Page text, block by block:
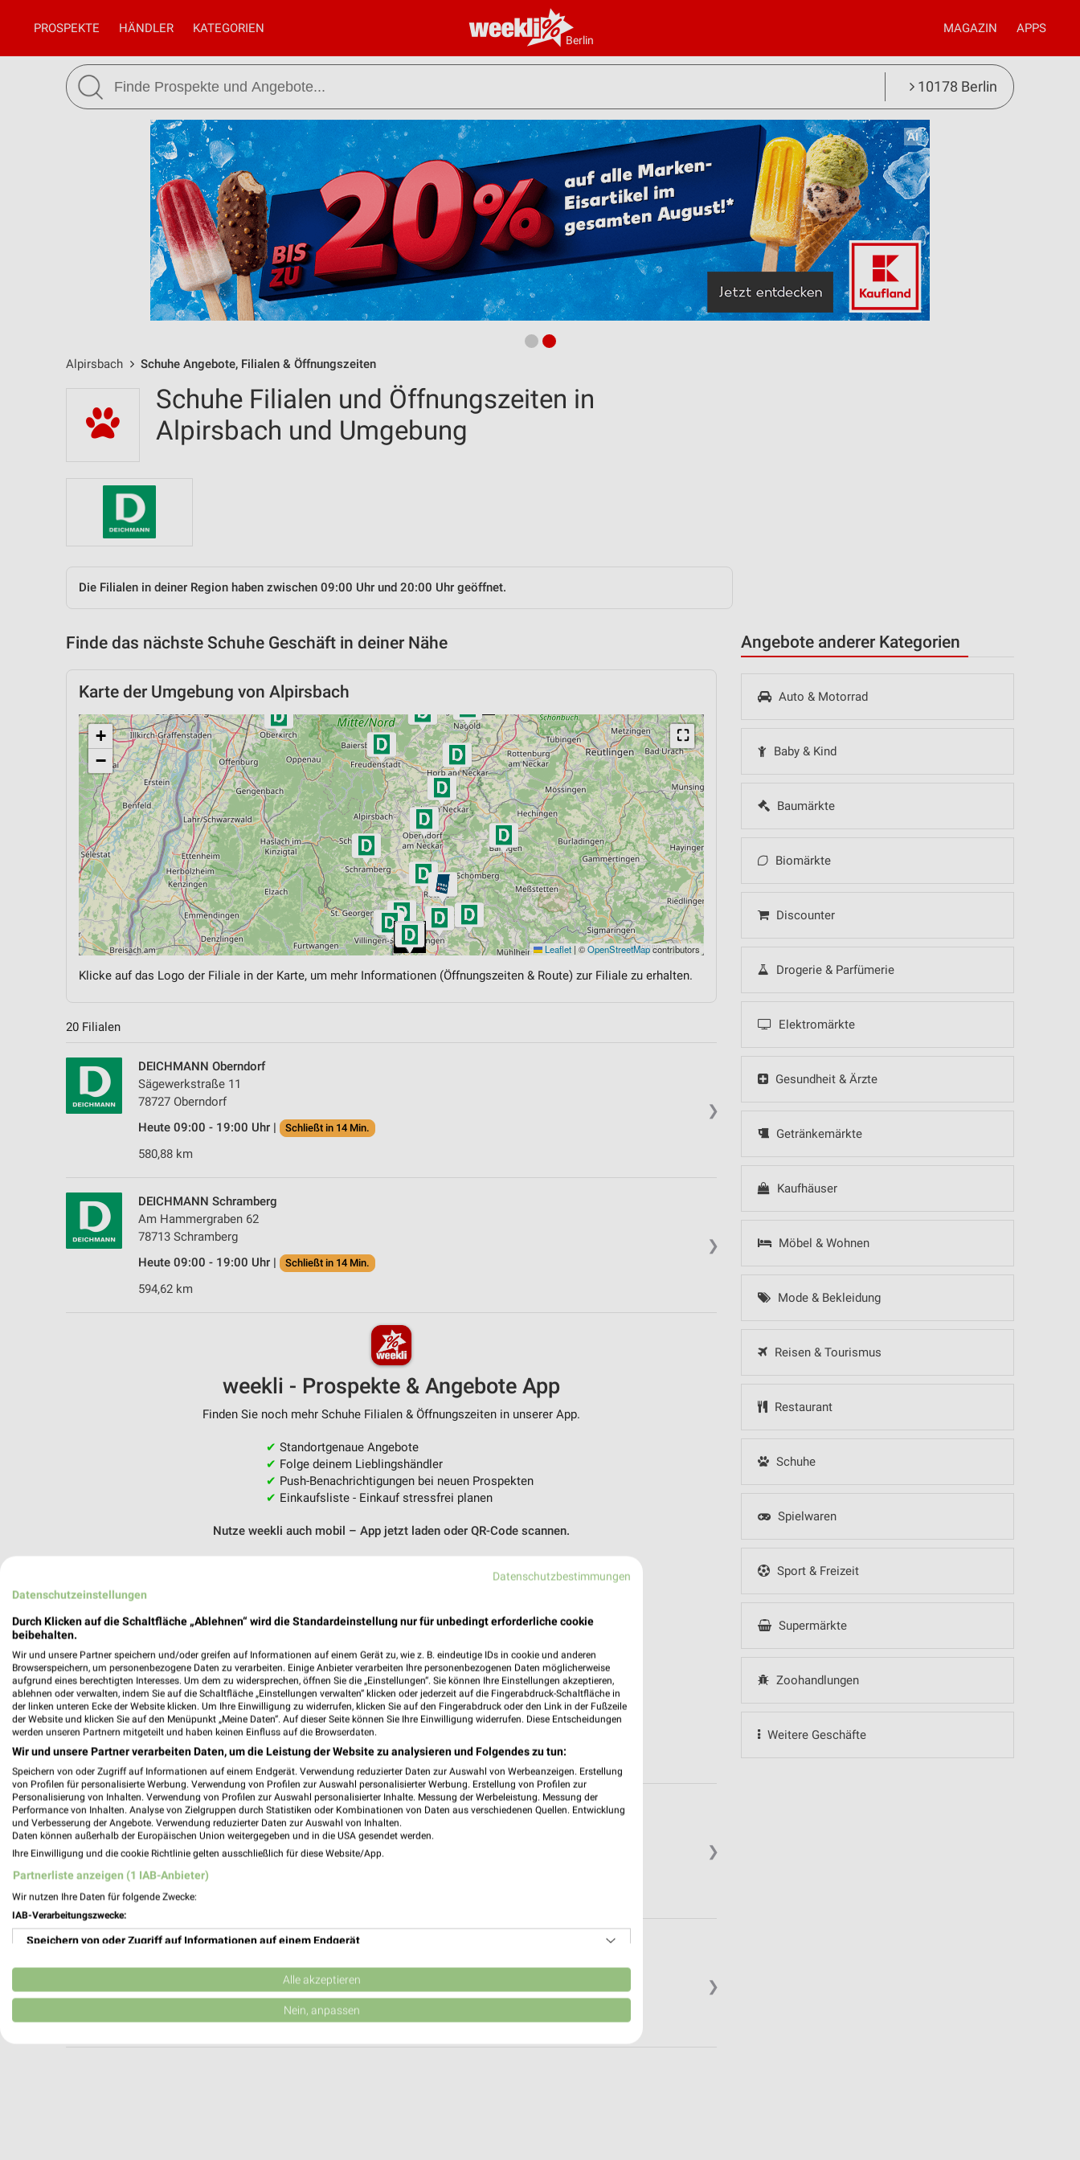
Berlin
PROSPEKTE HÄNDLER KATEGORIEN MAGAZIN APPS
10178 Berlin
Alpirsbach Schuhe Angebote, Filialen & Öffnungszeiten
Angebote anderer Kategorien
Auto & Motorrad
Baby & Kind
Baumärkte
Biomärkte
Discounter
Drogerie & Parfümerie
Elektromärkte
Gesundheit & Ärzte
Getränkemärkte
Kaufhäuser
Möbel & Wohnen
Mode & Bekleidung
Reisen & Tourismus
Restaurant
Schuhe
Spielwaren
Sport & Freizeit
Supermärkte
Zoohandlungen
Weitere Geschäfte
Schuhe Filialen und Öffnungszeiten in
Alpirsbach und Umgebung
Die Filialen in deiner Region haben zwischen 09:00 Uhr und 20:00 Uhr geöffnet.
Finde das nächste Schuhe Geschäft in deiner Nähe
Karte der Umgebung von Alpirsbach
⛶
+
−
Leaflet | ©OpenStreetMapcontributors
Klicke auf das Logo der Filiale in der Karte, um mehr Informationen (Öffnungszeiten & Route) zur Filiale zu erhalten.
20 Filialen
❯
DEICHMANN Oberndorf
Sägewerkstraße 11
78727 Oberndorf
Heute 09:00 - 19:00 Uhr |
Schließt in 14 Min.
580,88 km
❯
DEICHMANN Schramberg
Am Hammergraben 62
78713 Schramberg
Heute 09:00 - 19:00 Uhr |
Schließt in 14 Min.
594,62 km
weekli - Prospekte & Angebote App
Finden Sie noch mehr Schuhe Filialen & Öffnungszeiten in unserer App.
✔ Standortgenaue Angebote
✔ Folge deinem Lieblingshändler
✔ Push-Benachrichtigungen bei neuen Prospekten
✔ Einkaufsliste - Einkauf stressfrei planen
Nutze weekli auch mobil – App jetzt laden oder QR-Code scannen.
❯
DEICHMANN Sulz
Bahnhofstraße 68
72172 Sulz
Heute 09:00 - 19:00 Uhr |
571,66 km
❯
DEICHMANN Freudenstadt
Heute 09:00 - 19:00 Uhr | Schließt in 14 Min.
Datenschutzbestimmungen
Datenschutzeinstellungen
Durch Klicken auf die Schaltfläche „Ablehnen“ wird die Standardeinstellung nur für unbedingt erforderliche cookie
beibehalten.
Wir und unsere Partner speichern und/oder greifen auf Informationen auf einem Gerät zu, wie z. B. eindeutige IDs in cookie und anderen
Browserspeichern, um personenbezogene Daten zu verarbeiten. Einige Anbieter verarbeiten Ihre personenbezogenen Daten möglicherweise
aufgrund eines berechtigten Interesses. Um dem zu widersprechen, öffnen Sie die „Einstellungen“. Sie können Ihre Einstellungen akzeptieren,
ablehnen oder verwalten, indem Sie auf die Schaltfläche „Einstellungen verwalten“ klicken oder jederzeit auf die Fingerabdruck-Schaltfläche in
der linken unteren Ecke der Website klicken. Um Ihre Einwilligung zu widerrufen, klicken Sie auf den Fingerabdruck oder den Link in der Fußzeile
der Website und klicken Sie auf den Menüpunkt „Meine Daten“. Auf dieser Seite können Sie Ihre Einwilligung widerrufen. Diese Entscheidungen
werden unseren Partnern mitgeteilt und haben keinen Einfluss auf die Browserdaten.
Wir und unsere Partner verarbeiten Daten, um die Leistung der Website zu analysieren und Folgendes zu tun:
Speichern von oder Zugriff auf Informationen auf einem Endgerät. Verwendung reduzierter Daten zur Auswahl von Werbeanzeigen. Erstellung
von Profilen für personalisierte Werbung. Verwendung von Profilen zur Auswahl personalisierter Werbung. Erstellung von Profilen zur
Personalisierung von Inhalten. Verwendung von Profilen zur Auswahl personalisierter Inhalte. Messung der Werbeleistung. Messung der
Performance von Inhalten. Analyse von Zielgruppen durch Statistiken oder Kombinationen von Daten aus verschiedenen Quellen. Entwicklung
und Verbesserung der Angebote. Verwendung reduzierter Daten zur Auswahl von Inhalten.
Daten können außerhalb der Europäischen Union weitergegeben und in die USA gesendet werden.
Ihre Einwilligung und die cookie Richtlinie gelten ausschließlich für diese Website/App.
Partnerliste anzeigen (1 IAB-Anbieter)
Wir nutzen Ihre Daten für folgende Zwecke:
IAB-Verarbeitungszwecke:
Speichern von oder Zugriff auf Informationen auf einem Endgerät
Verwendung reduzierter Daten zur Auswahl von Werbeanzeigen
Erstellung von Profilen für personalisierte Werbung
Alle akzeptieren
Nein, anpassen